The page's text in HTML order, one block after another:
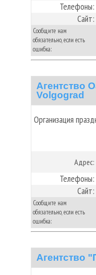
Телефоны:
Сайт:
Сообщите нам
обязательно, если есть
ошибка:
Агентство
Volgograd
Организация
Адрес:
Телефоны:
Сайт:
Сообщите нам
обязательно, если есть
ошибка:
Агентство